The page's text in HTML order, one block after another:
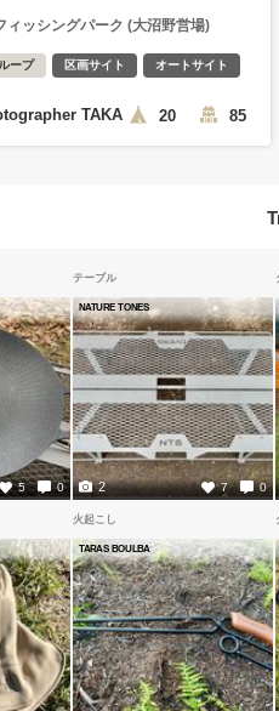
ィッシングパーク (大沼野営場)
ープ 区画サイト オートサイト
TAKA 20 85
5 0
テーブル
NATURE TONES
7 0
2
火起こし
TARAS BOULBA